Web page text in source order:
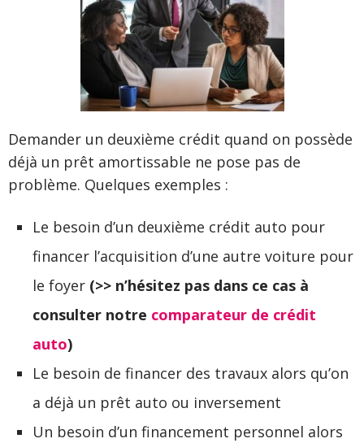
Demander un deuxième crédit quand on possède
déjà un prêt amortissable ne pose pas de
problème. Quelques exemples :
Le besoin d’un deuxième crédit auto pour
financer l’acquisition d’une autre voiture pour
le foyer (>> n’hésitez pas dans ce cas à
consulter notre comparateur de crédit
auto)
Le besoin de financer des travaux alors qu’on
a déjà un prêt auto ou inversement
Un besoin d’un financement personnel alors